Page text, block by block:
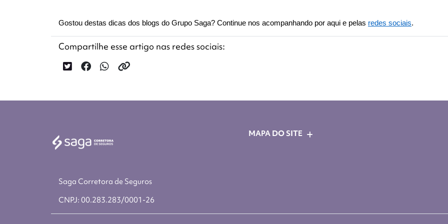
Gostou destas dicas dos blogs do Grupo Saga? Continue nos acompanhando por aqui e pelas redes sociais.
Compartilhe esse artigo nas redes sociais:
MAPA DO SITE
Saga Corretora de Seguros
CNPJ: 00.283.283/0001-26